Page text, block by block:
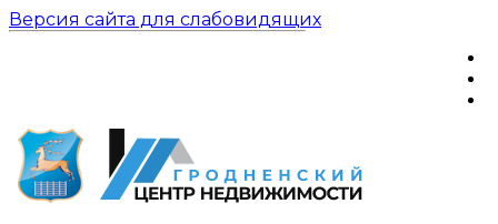
Версия сайта для слабовидящих